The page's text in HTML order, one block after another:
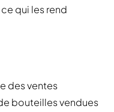
qui les rend
des ventes
bouteilles vendues